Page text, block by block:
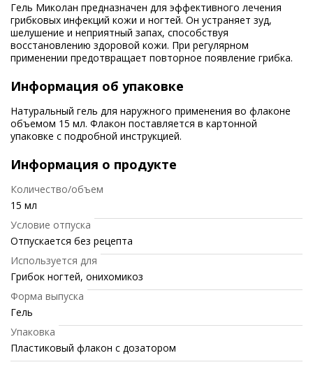
Гель Миколан предназначен для эффективного лечения
грибковых инфекций кожи и ногтей. Он устраняет зуд,
шелушение и неприятный запах, способствуя
восстановлению здоровой кожи. При регулярном
применении предотвращает повторное появление грибка.
Информация об упаковке
Натуральный гель для наружного применения во флаконе
объемом 15 мл. Флакон поставляется в картонной
упаковке с подробной инструкцией.
Информация о продукте
Количество/объем
15 мл
Условие отпуска
Отпускается без рецепта
Используется для
Грибок ногтей, онихомикоз
Форма выпуска
Гель
Упаковка
Пластиковый флакон с дозатором